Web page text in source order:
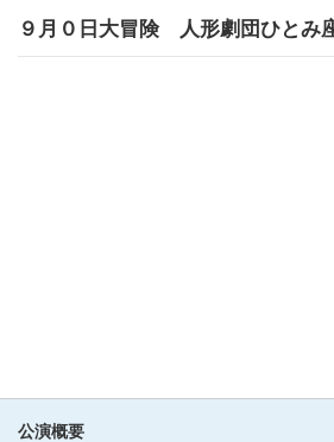
９月０日大冒険 人形劇団ひとみ
公演概要